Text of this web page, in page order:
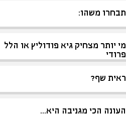
תבחרו משהו:
מי יותר מצחיק גיא פודוליץ או הלל
פרודי
ראית שף?
העונה הכי מגניבה היא...